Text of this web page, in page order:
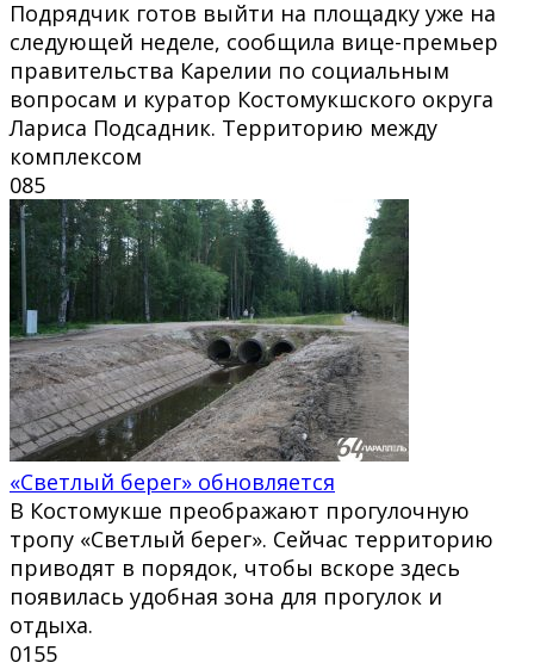
Подрядчик готов выйти на площадку уже на
следующей неделе, сообщила вице-премьер
правительства Карелии по социальным
вопросам и куратор Костомукшского округа
Лариса Подсадник. Территорию между
комплексом
085
«Светлый берег» обновляется
В Костомукше преображают прогулочную
тропу «Светлый берег». Сейчас территорию
приводят в порядок, чтобы вскоре здесь
появилась удобная зона для прогулок и
отдыха.
0155